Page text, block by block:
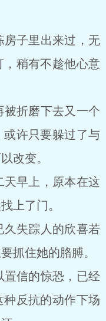
子里出来过，无
稍有不趁他心意
折磨下去又一个
许只要躲过了与
改变。
早上，原本在这
上了门。
失踪人的欣喜若
抓住她的胳膊。
信的惊恐，已经
反抗的动作下场